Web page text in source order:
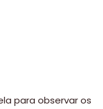
para observar os